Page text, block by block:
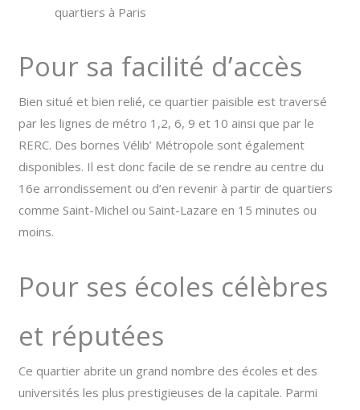
quartiers à Paris
Pour sa facilité d’accès
Bien situé et bien relié, ce quartier paisible est traversé
par les lignes de métro 1,2, 6, 9 et 10 ainsi que par le
RERC. Des bornes Vélib’ Métropole sont également
disponibles. Il est donc facile de se rendre au centre du
16e arrondissement ou d’en revenir à partir de quartiers
comme Saint-Michel ou Saint-Lazare en 15 minutes ou
moins.
Pour ses écoles célèbres
et réputées
Ce quartier abrite un grand nombre des écoles et des
universités les plus prestigieuses de la capitale. Parmi